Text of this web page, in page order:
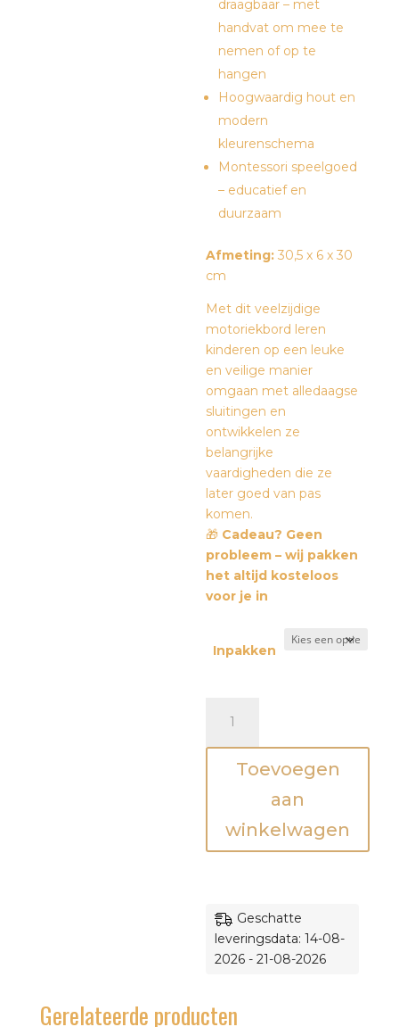
draagbaar – met
handvat om mee te
nemen of op te
hangen
Hoogwaardig hout en
modern
kleurenschema
Montessori speelgoed
– educatief en
duurzaam
Afmeting: 30,5 x 6 x 30
cm
Met dit veelzijdige
motoriekbord leren
kinderen op een leuke
en veilige manier
omgaan met alledaagse
sluitingen en
ontwikkelen ze
belangrijke
vaardigheden die ze
later goed van pas
komen.
🎁 Cadeau? Geen
probleem – wij pakken
het altijd kosteloos
voor je in
Inpakken
Montessori
activiteitenbord
aantalToevoegen
aan
winkelwagen
Geschatte
leveringsdata: 14-08-
2026 - 21-08-2026
Gerelateerde producten